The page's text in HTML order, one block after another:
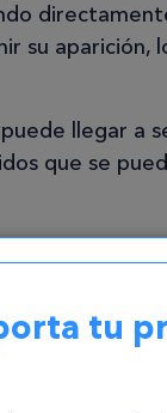
su aparición,
llegar a
que se
tu